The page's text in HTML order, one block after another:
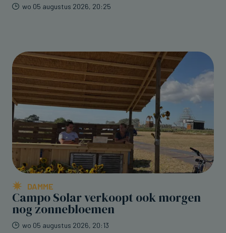
wo 05 augustus 2026, 20:25
DAMME
Campo Solar verkoopt ook morgen
nog zonnebloemen
wo 05 augustus 2026, 20:13